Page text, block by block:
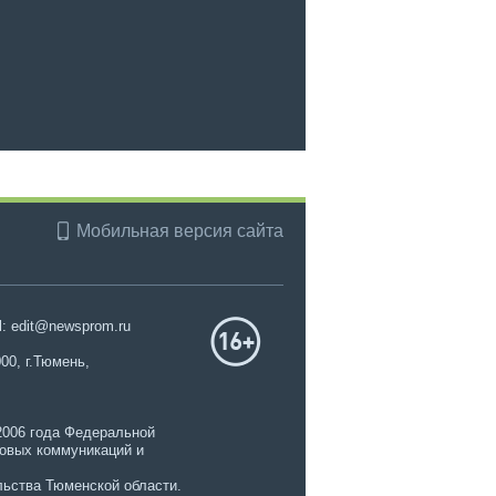
Мобильная версия сайта
edit@newsprom.ru
г.Тюмень,
года Федеральной
коммуникаций и
Тюменской области.